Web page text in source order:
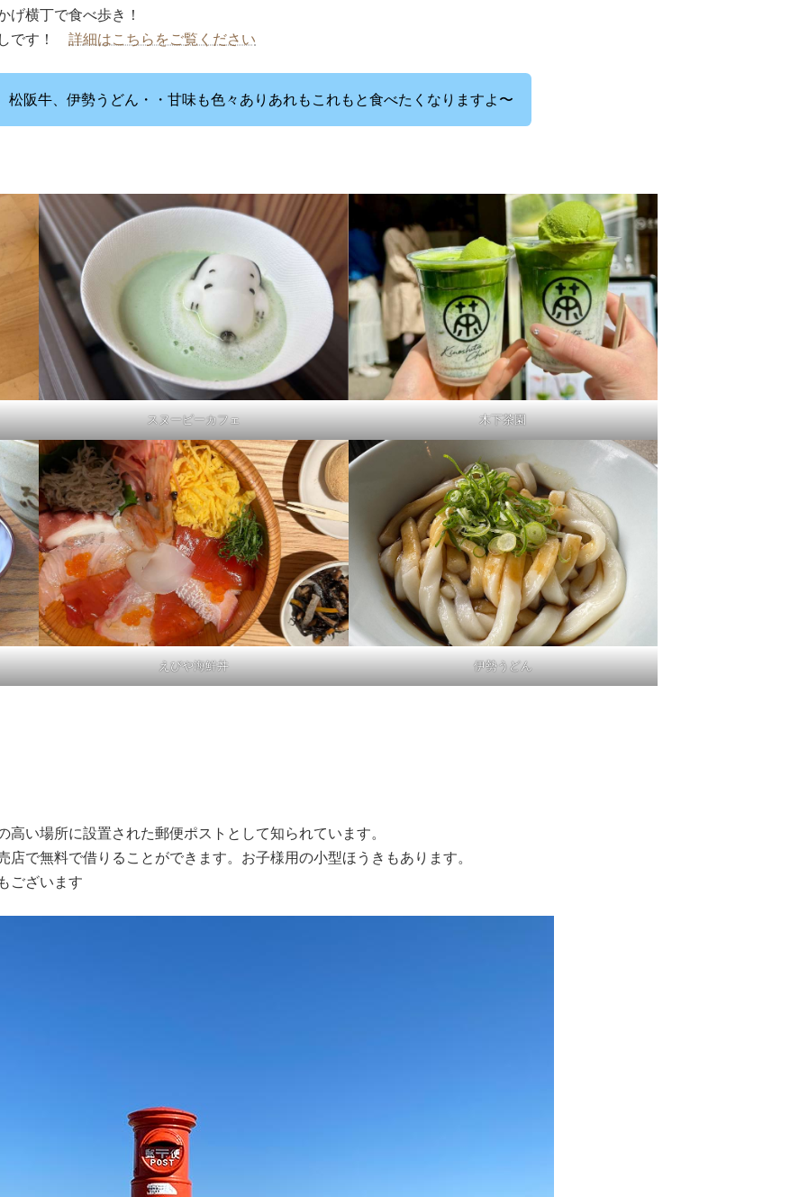
げ横丁で食べ歩き！
です！ 詳細はこちらをご覧ください
松阪牛、伊勢うどん・・甘味も色々ありあれもこれもと食べたくなりますよ〜
スヌーピーカフェ 木下茶園
えびや海鮮丼 伊勢うどん
い場所に設置された郵便ポストとして知られています。
で無料で借りることができます。お子様用の小型ほうきもあります。
ございます